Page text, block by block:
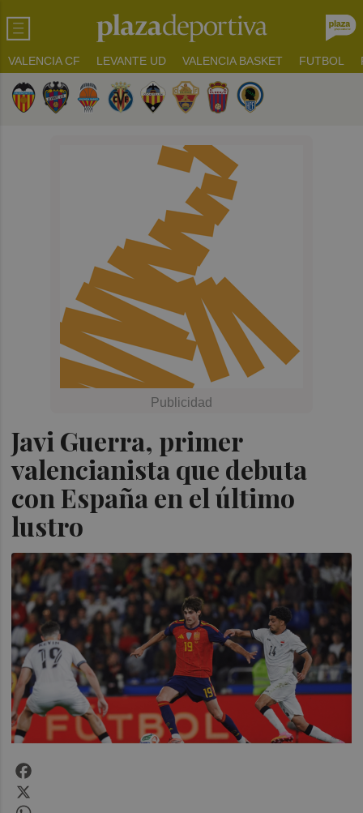
VALENCIA CF LEVANTE UD VALENCIA BASKET FUTBOL
Javi Guerra, primer
valencianista que debuta
con España en el último
lustro